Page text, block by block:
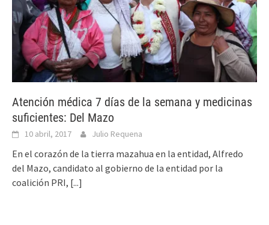
Atención médica 7 días de la semana y medicinas
suficientes: Del Mazo
10 abril, 2017 Julio Requena
En el corazón de la tierra mazahua en la entidad, Alfredo
del Mazo, candidato al gobierno de la entidad por la
coalición PRI, [...]